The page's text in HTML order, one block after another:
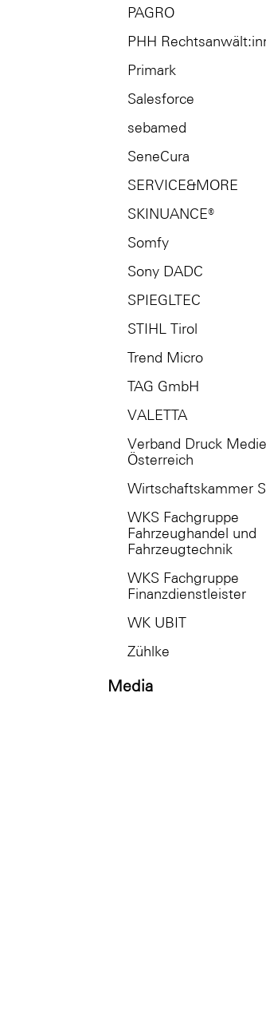
PAGRO
PHH
Primark
Salesforce
sebamed
SeneCura
SERVICE&MORE
SKINUANCE®
Somfy
Sony DADC
SPIEGLTEC
STIHL Tirol
Trend Micro
TAG GmbH
VALETTA
Verband Druck
Österreich
Wirtschaftskammer
WKS Fachgruppe
Fahrzeughandel und
Fahrzeugtechnik
WKS Fachgruppe
Finanzdienstleister
WK UBIT
Zühlke
Media